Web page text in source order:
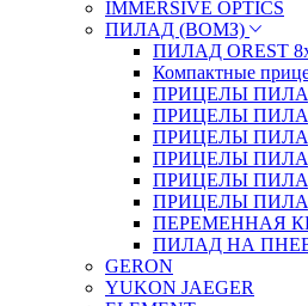
IMMERSIVE OPTICS
ПИЛАД (ВОМЗ)
ПИЛАД OREST
Компактные
ПРИЦЕЛЫ
ПРИЦЕЛЫ
ПРИЦЕЛЫ
ПРИЦЕЛЫ
ПРИЦЕЛЫ
ПРИЦЕЛЫ
ПЕРЕМЕННАЯ
ПИЛАД НА
GERON
YUKON JAEGER